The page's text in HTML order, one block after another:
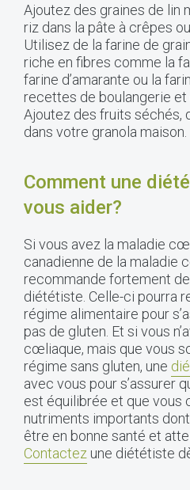
Ajoutez des graines de lin
riz dans la pâte à crêpes
Utilisez de la farine de
riche en fibres comme la
farine d’amarante ou la
recettes de boulangerie et
Ajoutez des fruits séchés,
dans votre granola maison.
Comment une
vous aider?
Si vous avez la maladie
canadienne de la maladie
recommande fortement
diététiste. Celle-ci pourra
régime alimentaire pour
pas de gluten. Et si vous
cœliaque, mais que vous
régime sans gluten, une
avec vous pour s’assurer
est équilibrée et que vous
nutriments importants
être en bonne santé et
Contactez une diététiste